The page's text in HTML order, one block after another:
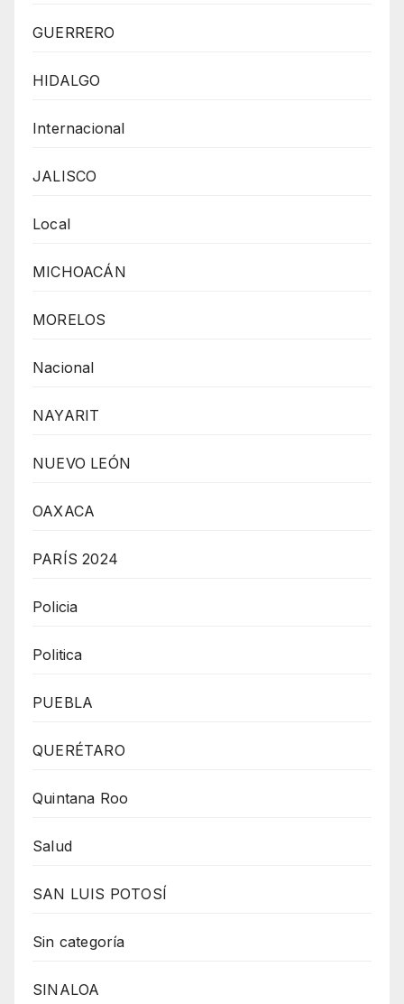
GUERRERO
HIDALGO
Internacional
JALISCO
Local
MICHOACÁN
MORELOS
Nacional
NAYARIT
NUEVO LEÓN
OAXACA
PARÍS 2024
Policia
Politica
PUEBLA
QUERÉTARO
Quintana Roo
Salud
SAN LUIS POTOSÍ
Sin categoría
SINALOA